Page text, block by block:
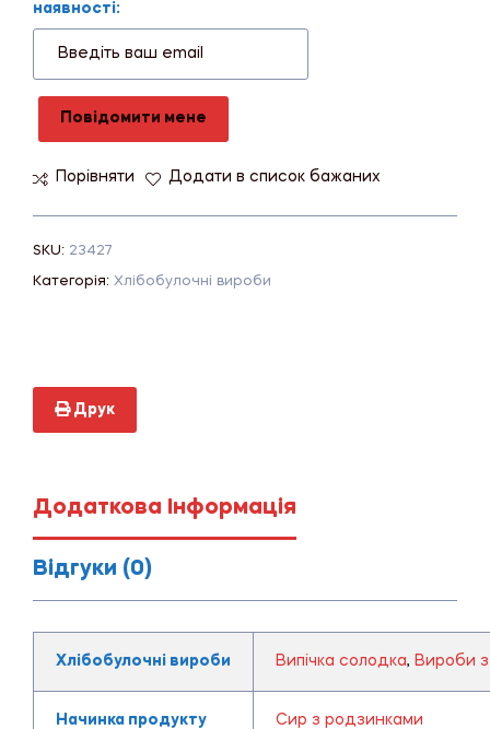
наявності:
Повідомити мене
Порівняти Додати в список бажаних
SKU: 23427
Категорія: Хлібобулочні вироби
Друк
Додаткова Інформація
Відгуки (0)
Хлібобулочні вироби Випічка солодка, Вироби з
Начинка продукту Сир з родзинками